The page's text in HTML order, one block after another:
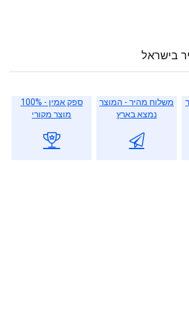
משלוח מהיר - המוצר
נמצא בארץ
ספק אמין - 100%
מוצר מקורי